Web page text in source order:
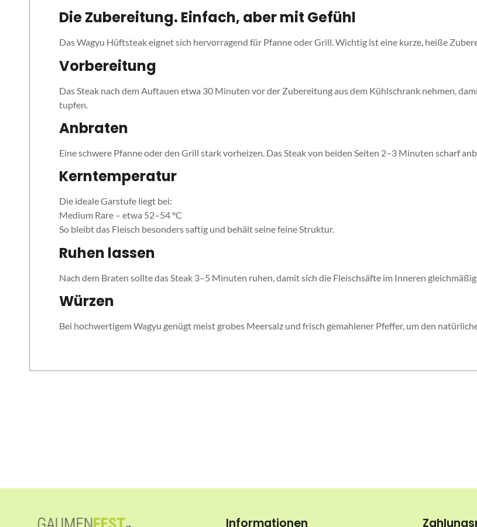
Die Zubereitung. Einfach, aber mit Gefühl
Das Wagyu Hüftsteak eignet sich hervorragend für Pfanne oder Grill. Wichtig ist eine kurze, heiße
Vorbereitung
Das Steak nach dem Auftauen etwa 30 Minuten vor der Zubereitung aus dem Kühlschrank nehmen,
tupfen.
Anbraten
Eine schwere Pfanne oder den Grill stark vorheizen. Das Steak von beiden Seiten 2–3 Minuten scharf
Kerntemperatur
Die ideale Garstufe liegt bei:
Medium Rare – etwa 52–54 °C
So bleibt das Fleisch besonders saftig und behält seine feine Struktur.
Ruhen lassen
Nach dem Braten sollte das Steak 3–5 Minuten ruhen, damit sich die Fleischsäfte im Inneren
Würzen
Bei hochwertigem Wagyu genügt meist grobes Meersalz und frisch gemahlener Pfeffer, um den
Informationen